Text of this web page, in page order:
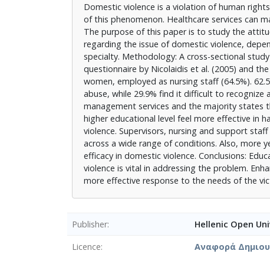
Domestic violence is a violation of human
of this phenomenon. Healthcare services can
The purpose of this paper is to study the
regarding the issue of domestic violence,
specialty. Methodology: A cross-sectional
questionnaire by Nicolaidis et al. (2005) and
women, employed as nursing staff (64.5%).
abuse, while 29.9% find it difficult to
management services and the majority states
higher educational level feel more effective in
violence. Supervisors, nursing and support
across a wide range of conditions. Also, more
efficacy in domestic violence. Conclusions:
violence is vital in addressing the problem.
more effective response to the needs of the
Publisher
Hellenic Open
Licence
Αναφορά